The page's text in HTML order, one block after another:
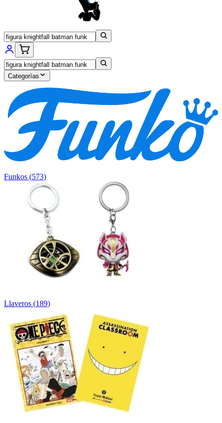
Categorías
Funkos (573)
Llaveros (189)